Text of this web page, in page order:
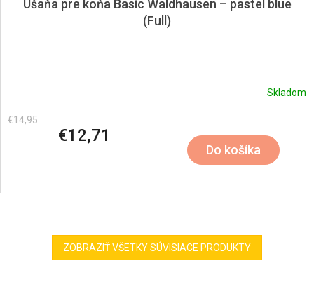
Ušaňa pre koňa Basic Waldhausen – pastel blue
(Full)
Skladom
€14,95
€12,71
Do košíka
ZOBRAZIŤ VŠETKY SÚVISIACE PRODUKTY